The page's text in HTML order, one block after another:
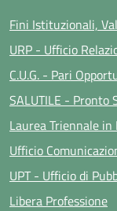
Fini Istituzionali,
URP - Ufficio
C.U.G. - Pari
SALUTILE - Pronto
Laurea Triennale
Ufficio
UPT - Ufficio di
Libera Professione